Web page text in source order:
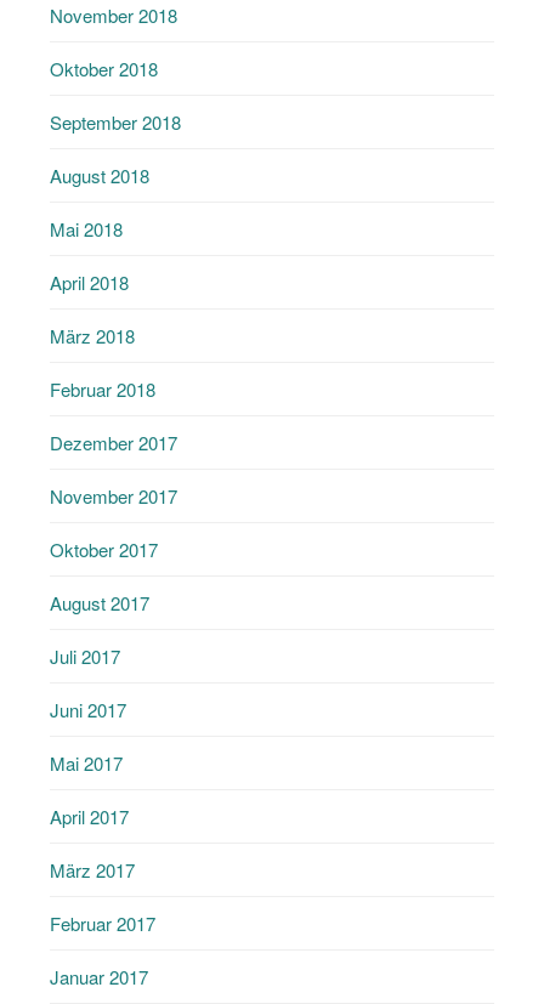
November 2018
Oktober 2018
September 2018
August 2018
Mai 2018
April 2018
März 2018
Februar 2018
Dezember 2017
November 2017
Oktober 2017
August 2017
Juli 2017
Juni 2017
Mai 2017
April 2017
März 2017
Februar 2017
Januar 2017